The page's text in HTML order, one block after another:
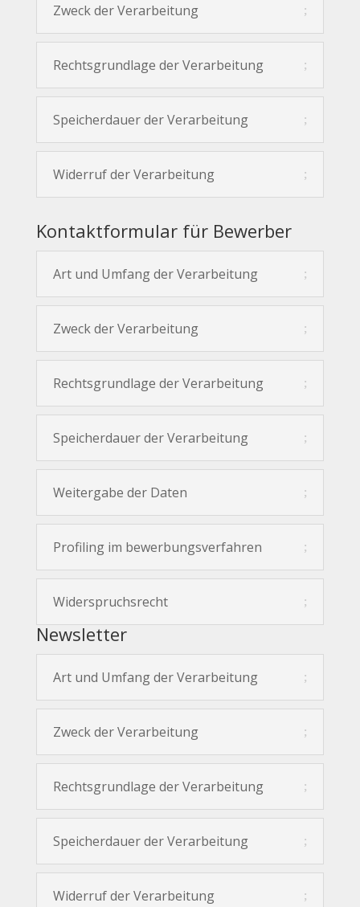
Zweck der Verarbeitung
Rechtsgrundlage der Verarbeitung
Speicherdauer der Verarbeitung
Widerruf der Verarbeitung
Kontaktformular für Bewerber
Art und Umfang der Verarbeitung
Zweck der Verarbeitung
Rechtsgrundlage der Verarbeitung
Speicherdauer der Verarbeitung
Weitergabe der Daten
Profiling im bewerbungsverfahren
Widerspruchsrecht
Newsletter
Art und Umfang der Verarbeitung
Zweck der Verarbeitung
Rechtsgrundlage der Verarbeitung
Speicherdauer der Verarbeitung
Widerruf der Verarbeitung